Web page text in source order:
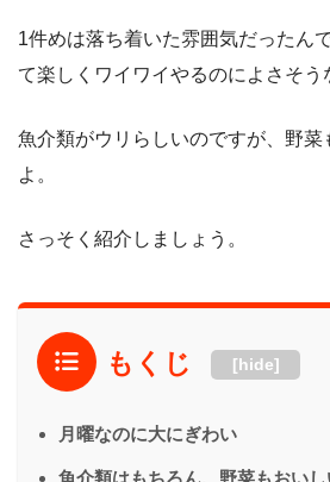
1件めは落ち着いた雰囲気だったん
て楽しくワイワイやるのによさそう
魚介類がウリらしいのですが、野菜
よ。
さっそく紹介しましょう。
もくじ [hide]
月曜なのに大にぎわい